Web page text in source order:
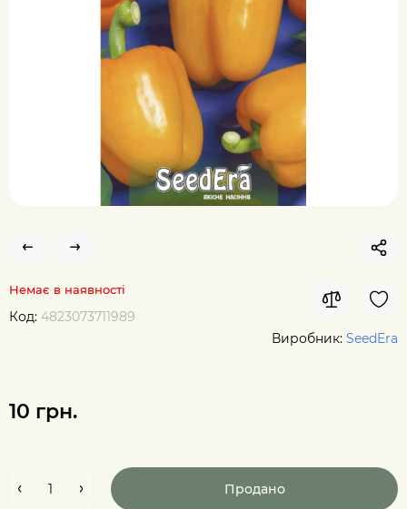
Немає в наявності
Код: 4823073711989
Виробник: SeedEra
10 грн.
Продано